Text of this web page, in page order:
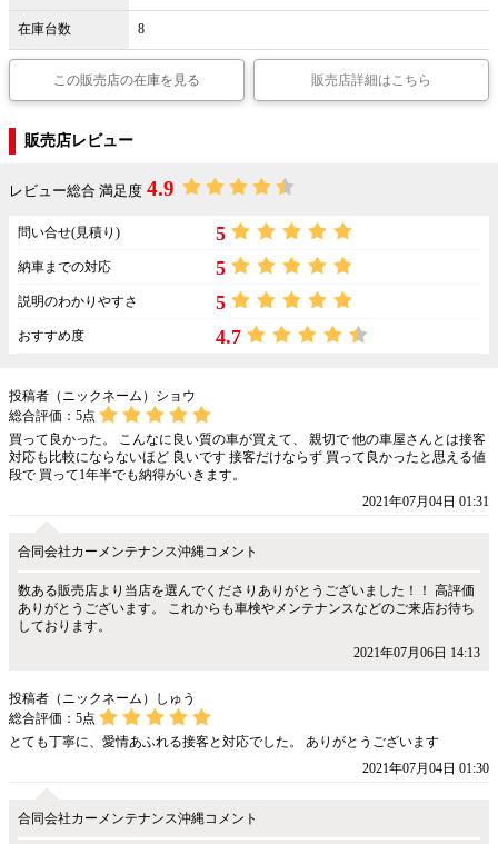
在庫台数 8
この販売店の在庫を見る 販売店詳細はこちら
販売店レビュー
レビュー総合 満足度 4.9
問い合せ(見積り) 5
納車までの対応 5
説明のわかりやすさ 5
おすすめ度 4.7
投稿者（ニックネーム）ショウ
総合評価： 5点
買って良かった。 こんなに良い質の車が買えて、 親切で 他の車屋さんとは接客
対応も比較にならないほど 良いです 接客だけならず 買って良かったと思える値
段で 買って1年半でも納得がいきます。
2021年07月04日 01:31
合同会社カーメンテナンス沖縄コメント
数ある販売店より当店を選んでくださりありがとうございました！！ 高評価
ありがとうございます。 これからも車検やメンテナンスなどのご来店お待ち
しております。
2021年07月06日 14:13
投稿者（ニックネーム）しゅう
総合評価： 5点
とても丁寧に、愛情あふれる接客と対応でした。 ありがとうございます
2021年07月04日 01:30
合同会社カーメンテナンス沖縄コメント